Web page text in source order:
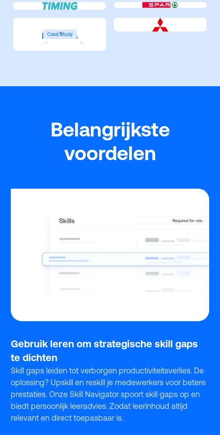
Case Study
Belangrijkste
voordelen
Gebruik leren om strategische skill gaps
te dichten
Skill gaps leiden tot verborgen productiviteitsverlies. De
oplossing? Upskill en reskill je medewerkers voor betere
prestaties. Onze Skill Navigator spoort skill gaps op en
biedt persoonlijk leeradvies. Zodat leerinhoud altijd
relevant en direct toepasbaar is.